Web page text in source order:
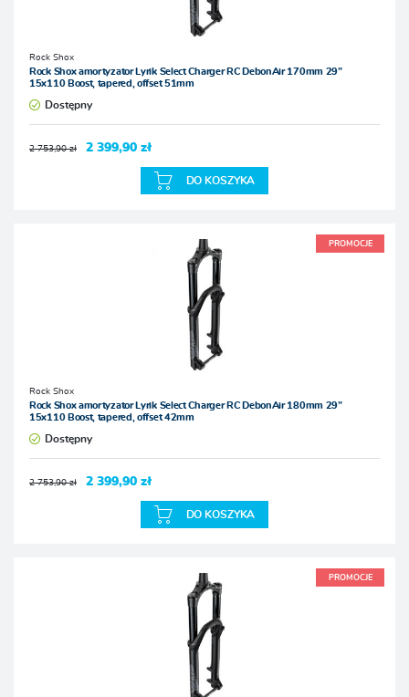
Rock Shox
Rock Shox amortyzator Lyrik Select Charger RC DebonAir 170mm 29”
15x110 Boost, tapered, offset 51mm
Dostępny
2 753,90 zł 2 399,90 zł
DO KOSZYKA
PROMOCJE
Rock Shox
Rock Shox amortyzator Lyrik Select Charger RC DebonAir 180mm 29”
15x110 Boost, tapered, offset 42mm
Dostępny
2 753,90 zł 2 399,90 zł
DO KOSZYKA
PROMOCJE